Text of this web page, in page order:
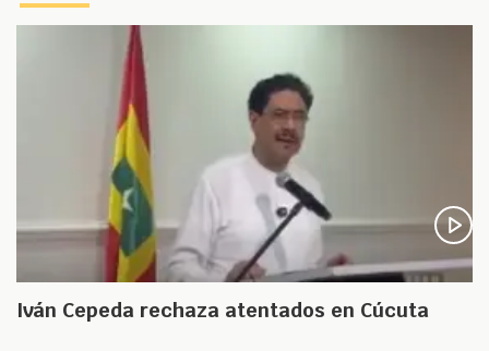
Iván Cepeda rechaza atentados en Cúcuta